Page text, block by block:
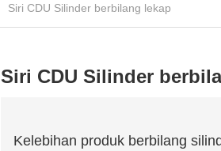
Siri CDU Silinder berbilang lekap
Siri CDU Silinder
Kelebihan produk berbilang